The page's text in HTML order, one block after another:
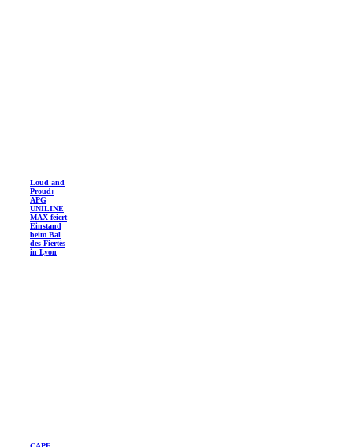
Loud and
Proud:
APG
UNILINE
MAX feiert
Einstand
beim Bal
des Fiertés
in Lyon